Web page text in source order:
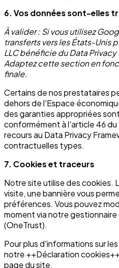
6. Vos données sont-elles
À valider : Si vous utilisez
transferts vers les États-Unis
LLC bénéficie du Data Privacy
Adaptez cette section en
finale.
Certains de nos prestataires
dehors de l'Espace
des garanties appropriées
conformément à l'article 46 du
recours au Data Privacy
contractuelles types.
7. Cookies et traceurs
Notre site utilise des cookies.
visite, une bannière vous
préférences. Vous pouvez
moment via notre
(OneTrust).
Pour plus d'informations sur
notre ++Déclaration
page du site.